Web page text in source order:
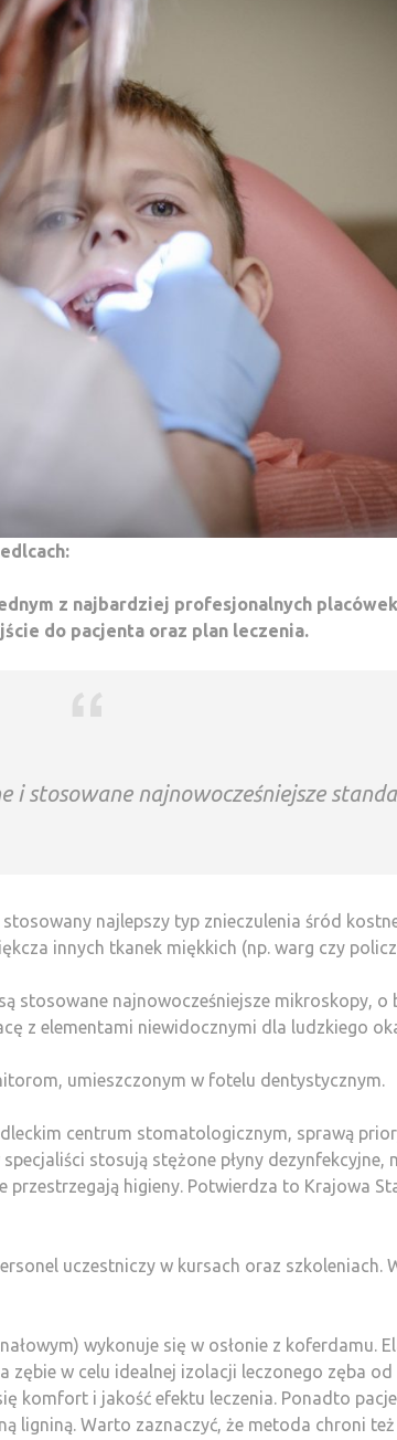
z najbardziej profesjonalnych
do pacjenta oraz plan leczenia.
i stosowane najnowocześniejsze
najlepszy typ znieczulenia śród
innych tkanek miękkich (np. warg czy
stosowane najnowocześniejsze mikroskopy, o
z elementami niewidocznymi dla ludzkiego
umieszczonym w fotelu dentystycznym.
centrum stomatologicznym, sprawą
stosują stężone płyny dezynfekcyjne,
przestrzegają higieny. Potwierdza to Krajowa
uczestniczy w kursach oraz szkoleniach.
wykonuje się w osłonie z koferdamu.
zębie w celu idealnej izolacji leczonego zęba
komfort i jakość efektu leczenia. Ponadto
ligniną. Warto zaznaczyć, że metoda chroni